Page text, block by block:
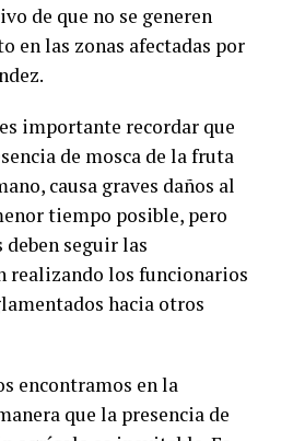
de que no se generen
en las zonas afectadas por
importante recordar que
de mosca de la fruta
causa graves daños al
tiempo posible, pero
seguir las
realizando los funcionarios
hacia otros
encontramos en la
que la presencia de